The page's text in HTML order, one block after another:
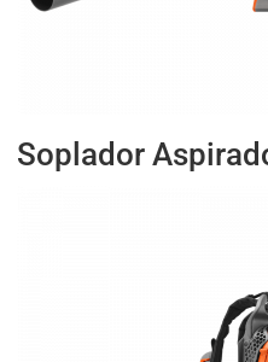
Soplador